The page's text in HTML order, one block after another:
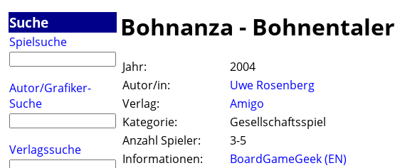
Suche
Spielsuche
Autor/Grafiker-
Suche
Verlagssuche
Bohnanza - Bohnentaler
Jahr:
2004
Autor/in:
Uwe Rosenberg
Verlag:
Amigo
Kategorie:
Gesellschaftsspiel
Anzahl Spieler:
3-5
Informationen:
BoardGameGeek (EN)